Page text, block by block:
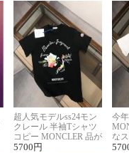
超人気モデルss24モン
クレール 半袖Tシャツ
コピー MONCLER 品が
良く見た目
5700 円
今
な
ル